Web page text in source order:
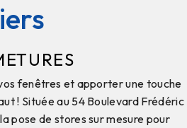
fenêtres et apporter une touche
! Située au 54 Boulevard Frédéric
pose de stores sur mesure pour